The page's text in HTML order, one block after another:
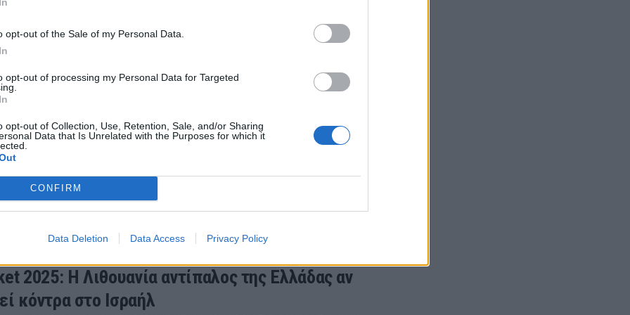
opt-out of the Sale of my Personal Data.
opt-out of processing my Personal Data for Targeted
opt-out of Collection, Use, Retention, Sale, and/or Sharing
Data that Is Unrelated with the Purposes for which it
CONFIRM
Data Deletion Data Access Privacy Policy
δημοσίευσε την ελληνική σημαία, δείχνοντας το μεγαλείο του
2025 11:00
και… έκλεισε το «σπίτι» των διοργανωτών
ήταν η νικήτρια στο ντέρμπι της Βαλτικής, επικρατώντας
στην Ρίγα και έκλεισε θέση για τα προημιτελικά του…
2025 21:11
2025: Η Λιθουανία αντίπαλος της Ελλάδας αν
κόντρα στο Ισραήλ